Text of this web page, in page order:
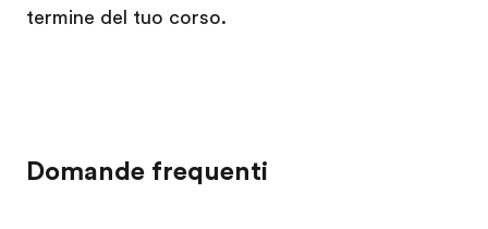
termine del tuo corso.
Domande frequenti